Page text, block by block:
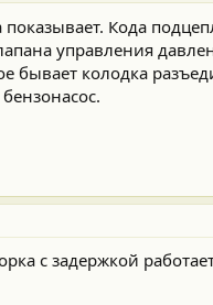
Кода
управления
бывает колодка
с задержкой